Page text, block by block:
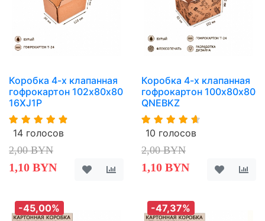
Коробка 4-х клапанная
гофрокартон 102х80х80
16XJ1P
14 голосов
2,00 BYN
1,10 BYN
Коробка 4-х клапанная
гофрокартон 100х80х80
QNEBKZ
10 голосов
2,00 BYN
1,10 BYN
-45,00% -47,37%